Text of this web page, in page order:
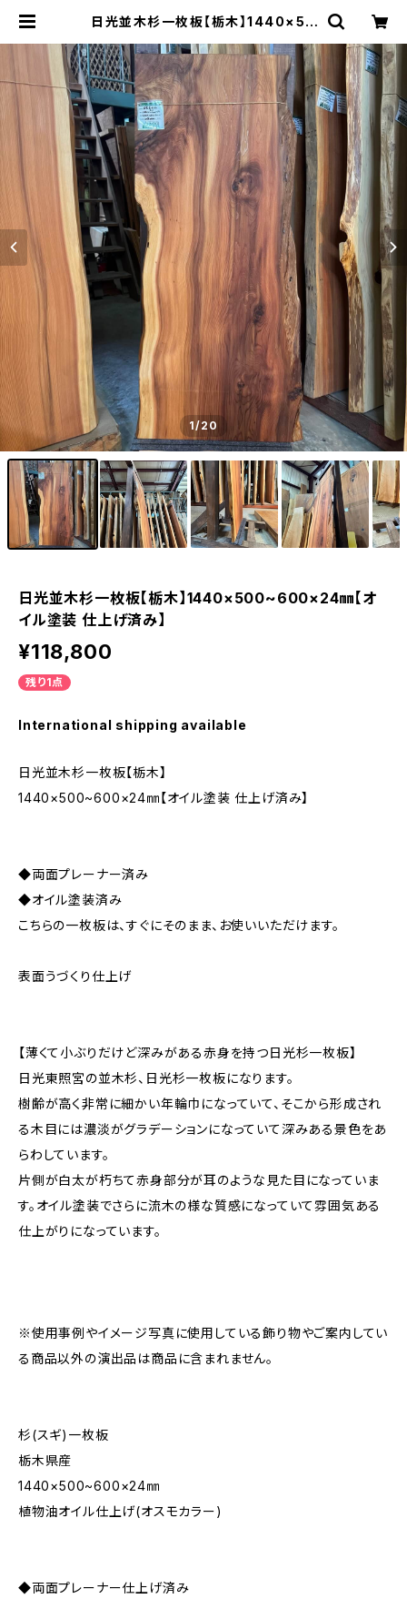
日光並木杉一枚板【栃木】1440×50
済み】 | 木の店さんもく
1/20
日光並木杉一枚板【栃木】1440×500~600×24㎜【オ
イル塗装 仕上げ済み】
¥118,800
残り1点
International shipping available
日光並木杉一枚板【栃木】
1440×500~600×24㎜【オイル塗装 仕上げ済み】
◆両面プレーナー済み
◆オイル塗装済み
こちらの一枚板は、すぐにそのまま、お使いいただけます。
表面うづくり仕上げ
【薄くて小ぶりだけど深みがある赤身を持つ日光杉一枚板】
日光東照宮の並木杉、日光杉一枚板になります。
樹齢が高く非常に細かい年輪巾になっていて、そこから形成され
る木目には濃淡がグラデーションになっていて深みある景色をあ
らわしています。
片側が白太が朽ちて赤身部分が耳のような見た目になっていま
す。オイル塗装でさらに流木の様な質感になっていて雰囲気ある
仕上がりになっています。
※使用事例やイメージ写真に使用している飾り物やご案内してい
る商品以外の演出品は商品に含まれません。
杉(スギ)一枚板
栃木県産
1440×500~600×24㎜
植物油オイル仕上げ(オスモカラー)
◆両面プレーナー仕上げ済み